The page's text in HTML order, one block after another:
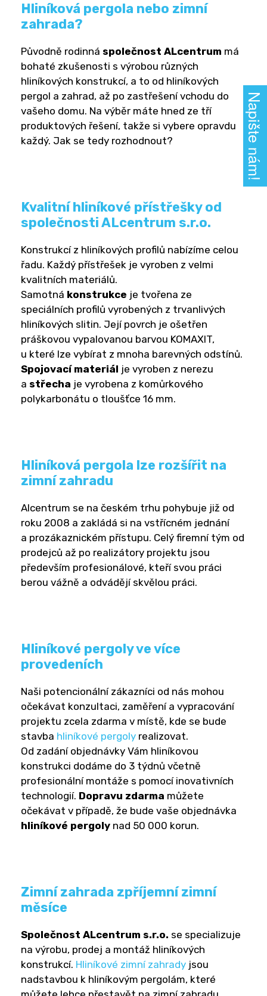
Hliníková pergola nebo zimní
zahrada?
Původně rodinná společnost ALcentrum má
bohaté zkušenosti s výrobou různých
hliníkových konstrukcí, a to od hliníkových
pergol a zahrad, až po zastřešení vchodu do
vašeho domu. Na výběr máte hned ze tří
produktových řešení, takže si vybere opravdu
každý. Jak se tedy rozhodnout?
Kvalitní hliníkové přístřešky od
společnosti ALcentrum s.r.o.
Konstrukcí z hliníkových profilů nabízíme celou
řadu. Každý přístřešek je vyroben z velmi
kvalitních materiálů.
Samotná konstrukce je tvořena ze
speciálních profilů vyrobených z trvanlivých
hliníkových slitin. Její povrch je ošetřen
práškovou vypalovanou barvou KOMAXIT,
u které lze vybírat z mnoha barevných odstínů.
Spojovací materiál je vyroben z nerezu
a střecha je vyrobena z komůrkového
polykarbonátu o tloušťce 16 mm.
Hliníková pergola lze rozšířit na
zimní zahradu
Alcentrum se na českém trhu pohybuje již od
roku 2008 a zakládá si na vstřícném jednání
a prozákaznickém přístupu. Celý firemní tým od
prodejců až po realizátory projektu jsou
především profesionálové, kteří svou práci
berou vážně a odvádějí skvělou práci.
Hliníkové pergoly ve více
provedeních
Naši potencionální zákazníci od nás mohou
očekávat konzultaci, zaměření a vypracování
projektu zcela zdarma v místě, kde se bude
stavba hliníkové pergoly realizovat.
Od zadání objednávky Vám hliníkovou
konstrukci dodáme do 3 týdnů včetně
profesionální montáže s pomocí inovativních
technologií. Dopravu zdarma můžete
očekávat v případě, že bude vaše objednávka
hliníkové pergoly nad 50 000 korun.
Zimní zahrada zpříjemní zimní
měsíce
Společnost ALcentrum s.r.o. se specializuje
na výrobu, prodej a montáž hliníkových
konstrukcí. Hliníkové zimní zahrady jsou
nadstavbou k hliníkovým pergolám, které
Napište nám!